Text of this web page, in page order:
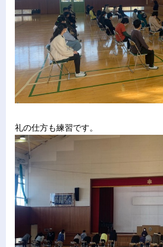
礼の仕方も練習です。